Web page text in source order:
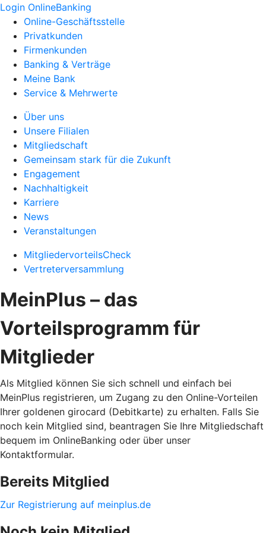
Login OnlineBanking
Online-Geschäftsstelle
Privatkunden
Firmenkunden
Banking & Verträge
Meine Bank
Service & Mehrwerte
Über uns
Unsere Filialen
Mitgliedschaft
Gemeinsam stark für die Zukunft
Engagement
Nachhaltigkeit
Karriere
News
Veranstaltungen
MitgliedervorteilsCheck
Vertreterversammlung
MeinPlus – das
Vorteilsprogramm für
Mitglieder
Als Mitglied können Sie sich schnell und einfach bei
MeinPlus registrieren, um Zugang zu den Online-Vorteilen
Ihrer goldenen girocard (Debitkarte) zu erhalten. Falls Sie
noch kein Mitglied sind, beantragen Sie Ihre Mitgliedschaft
bequem im OnlineBanking oder über unser
Kontaktformular.
Bereits Mitglied
Zur Registrierung auf meinplus.de